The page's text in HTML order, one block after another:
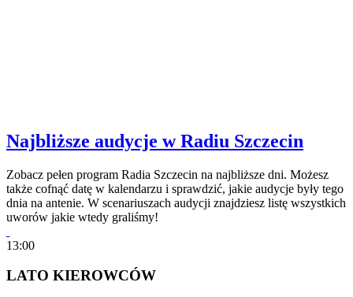
Najbliższe audycje w Radiu Szczecin
Zobacz pełen program Radia Szczecin na najbliższe dni. Możesz
także cofnąć datę w kalendarzu i sprawdzić, jakie audycje były tego
dnia na antenie. W scenariuszach audycji znajdziesz listę wszystkich
uworów jakie wtedy graliśmy!
13:00
LATO KIEROWCÓW